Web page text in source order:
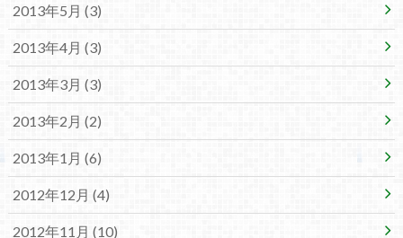
2013年5月 (3)
2013年4月 (3)
2013年3月 (3)
2013年2月 (2)
2013年1月 (6)
2012年12月 (4)
2012年11月 (10)